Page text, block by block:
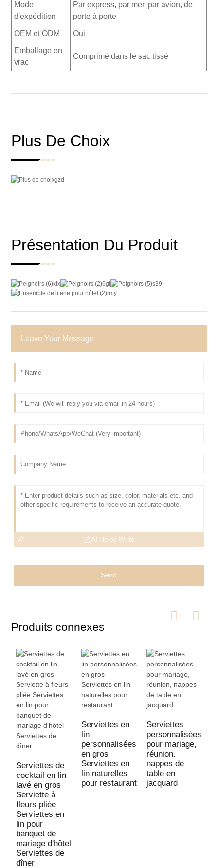
Mode
d'expédition
Par express, par mer, par avion, de
porte à porte
OEM et ODM Oui
Emballage en
vrac
Comprimé dans le sac tissé
Plus De Choix
Présentation Du Produit
Leave Your Message
AI Helps Write
Send
Produits connexes
Serviettes de
cocktail en lin
lavé en gros
Serviette à
fleurs pliée
Serviettes en
lin pour
banquet de
mariage d'hôtel
Serviettes de
dîner
Serviettes en
lin
personnalisées
en gros
Serviettes en
lin naturelles
pour restaurant
Serviettes
personnalisées
pour mariage,
réunion,
nappes de
table en
jacquard